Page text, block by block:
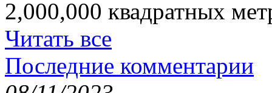
2,000,000 квадратных
Читать все
Последние комментарии